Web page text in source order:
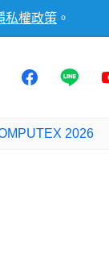
私權政策 。
2026